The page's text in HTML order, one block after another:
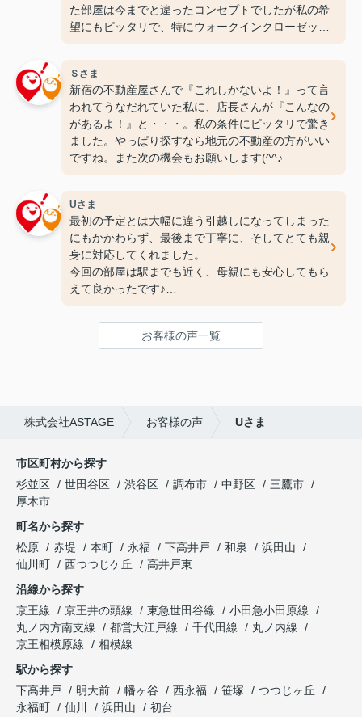
た部屋は今までと違ったコンセプトでしたが私の希
望にもピッタリで、特にウォークインクローゼット
Ｓさま
新宿の不動産屋さんで『これしかないよ！』って言
われてうなだれていた私に、店長さんが『こんなの
があるよ！』と・・・。私の条件にピッタリで驚き
ました。やっぱり探すなら地元の不動産の方がいい
ですね。また次の機会もお願いします(^^♪
Uさま
最初の予定とは大幅に違う引越しになってしまった
にもかかわらず、最後まで丁寧に、そしてとても親
身に対応してくれました。
今回の部屋は駅までも近く、母親にも安心してもら
えて良かったです♪
ってます！
ありがとうございました(^^♪
お客様の声一覧
株式会社ASTAGE お客様の声 Uさま
市区町村から探す
杉並区
世田谷区 渋谷区 調布市 中野区
三鷹市
厚木市
町名から探す
松原
赤堤 本町 永福 下高井戸 和泉
浜田山
仙川町
西つつじケ丘
高井戸東
沿線から探す
京王線
京王井の頭線 東急世田谷線
小田急小田原線
丸ノ内方南支線
都営大江戸線 千代田線
丸ノ内線
京王相模原線
相模線
駅から探す
下高井戸
明大前 幡ヶ谷 西永福 笹塚
つつじヶ丘
永福町
仙川 浜田山 初台